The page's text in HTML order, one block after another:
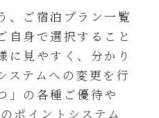
、ご宿泊プラン一覧
自身で選択すること
に見やすく、分かり
ステムへの変更を行
」の各種ご優待や
ポイントシステム